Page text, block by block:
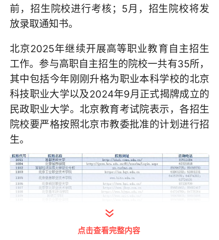
前，招生院校进行考核；5月，招生院校将发
放录取通知书。
北京2025年继续开展高等职业教育自主招生
工作。参与高职自主招生的院校一共有35所，
其中包括今年刚刚升格为职业本科学校的北京
科技职业大学以及2024年9月正式揭牌成立的
民政职业大学。北京教育考试院表示，各招生
院校要严格按照北京市教委批准的计划进行招
生。
点击查看完整内容